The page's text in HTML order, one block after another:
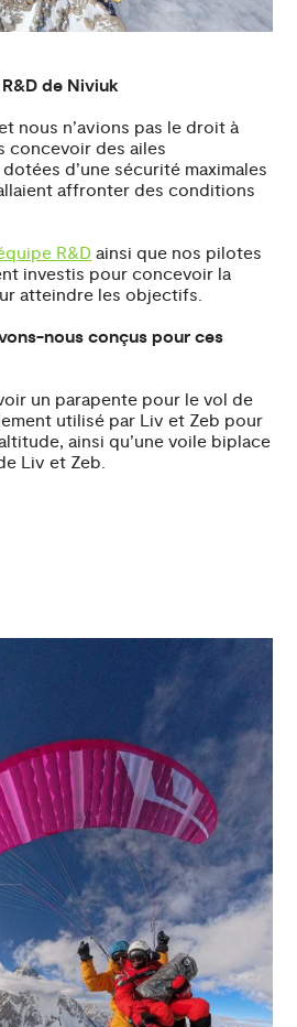
de Niviuk
nous n’avions pas le droit à
concevoir des ailes
d’une sécurité maximales
affronter des conditions
R&D ainsi que nos pilotes
investis pour concevoir la
atteindre les objectifs.
nous conçus pour ces
un parapente pour le vol de
utilisé par Liv et Zeb pour
ainsi qu’une voile biplace
Liv et Zeb.